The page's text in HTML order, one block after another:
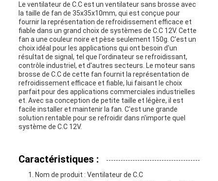
Le ventilateur de C.C est un ventilateur sans brosse avec
la taille de fan de 35x35x10mm, qui est conçue pour
fournir la représentation de refroidissement efficace et
fiable dans un grand choix de systèmes de C.C 12V. Cette
fan a une couleur noire et pèse seulement 150g. C'est un
choix idéal pour les applications qui ont besoin d'un
résultat de signal, tel que l'ordinateur se refroidissant,
contrôle industriel, et d'autres secteurs. Le moteur sans
brosse de C.C de cette fan fournit la représentation de
refroidissement efficace et fiable, lui faisant le choix
parfait pour des applications commerciales industrielles
et. Avec sa conception de petite taille et légère, il est
facile installer et maintenir la fan. C'est une grande
solution rentable pour se refroidir dans n'importe quel
système de C.C 12V.
Caractéristiques :
Nom de produit : Ventilateur de C.C